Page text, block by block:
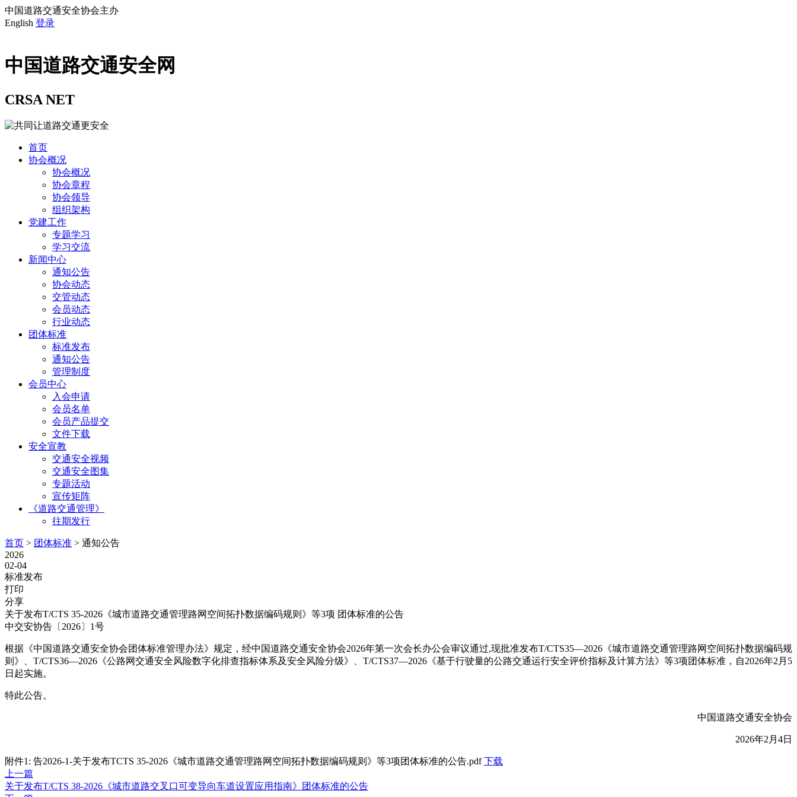
中国道路交通安全协会主办
English 登录
中国道路交通安全网
CRSA NET
首页
协会概况
协会概况
协会章程
协会领导
组织架构
党建工作
专题学习
学习交流
新闻中心
通知公告
协会动态
交管动态
会员动态
行业动态
团体标准
标准发布
通知公告
管理制度
会员中心
入会申请
会员名单
会员产品提交
文件下载
安全宣教
交通安全视频
交通安全图集
专题活动
宣传矩阵
《道路交通管理》
往期发行
首页 > 团体标准 > 通知公告
2026
02-04
标准发布
打印
分享
关于发布T/CTS 35-2026《城市道路交通管理路网空间拓扑数据编码规则》等3项 团体标准的公告
中交安协告〔2026〕1号
根据《中国道路交通安全协会团体标准管理办法》规定，经中国道路交通安全协会2026年第一次会长办公会审议通过,现批准发布T/CTS35—2026《城市道路交通管理路网空间拓扑数据编码规
则》、T/CTS36—2026《公路网交通安全风险数字化排查指标体系及安全风险分级》、T/CTS37—2026《基于行驶量的公路交通运行安全评价指标及计算方法》等3项团体标准，自2026年2月5
日起实施。
特此公告。
中国道路交通安全协会
2026年2月4日
附件1: 告2026-1-关于发布TCTS 35-2026《城市道路交通管理路网空间拓扑数据编码规则》等3项团体标准的公告.pdf 下载
上一篇
关于发布T/CTS 38-2026《城市道路交叉口可变导向车道设置应用指南》团体标准的公告